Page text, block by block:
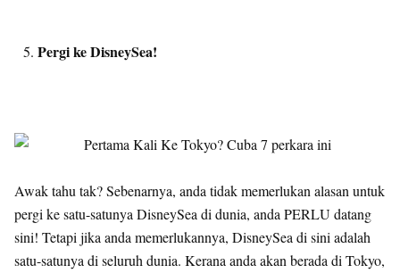
Pergi ke DisneySea!
Awak tahu tak? Sebenarnya, anda tidak memerlukan alasan untuk
pergi ke satu-satunya DisneySea di dunia, anda PERLU datang
sini! Tetapi jika anda memerlukannya, DisneySea di sini adalah
satu-satunya di seluruh dunia. Kerana anda akan berada di Tokyo,